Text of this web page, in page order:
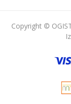
Copyright ©